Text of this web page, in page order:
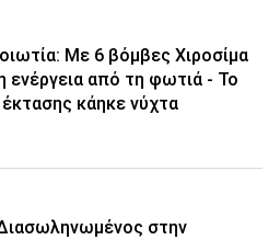
Με 6 βόμβες Χιροσίμα
ενέργεια από τη φωτιά - Το
κάηκε νύχτα
στην